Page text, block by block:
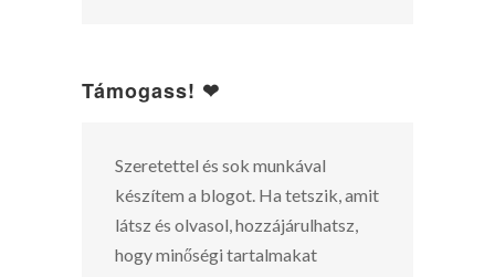
Támogass! ❤
Szeretettel és sok munkával
készítem a blogot. Ha tetszik, amit
látsz és olvasol, hozzájárulhatsz,
hogy minőségi tartalmakat